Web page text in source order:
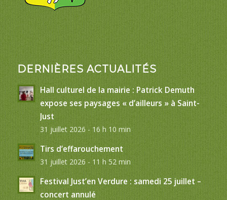
DERNIÈRES ACTUALITÉS
Hall culturel de la mairie : Patrick Demuth
expose ses paysages « d’ailleurs » à Saint-
Just
31 juillet 2026 - 16 h 10 min
Tirs d’effarouchement
31 juillet 2026 - 11 h 52 min
Festival Just’en Verdure : samedi 25 juillet –
concert annulé